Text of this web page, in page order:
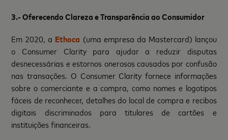
3.- Oferecendo Clareza e Transparência ao Consumidor
Em 2020, a Ethoca (uma empresa da Mastercard) lançou
o Consumer Clarity para ajudar a reduzir disputas
desnecessárias e estornos onerosos causados ​​por confusão
nas transações. O Consumer Clarity fornece informações
sobre o comerciante e a compra, como nomes e logotipos
fáceis de reconhecer, detalhes do local de compra e recibos
digitais discriminados para titulares de cartões e
instituições financeiras.